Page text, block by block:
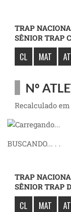
TRAP
SÊNIOR TRAP C
CL MAT
Nº
Recalculado
BUSCANDO... . .
TRAP
SÊNIOR TRAP D
CL MAT